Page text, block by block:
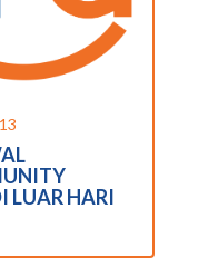
LUAR HARI